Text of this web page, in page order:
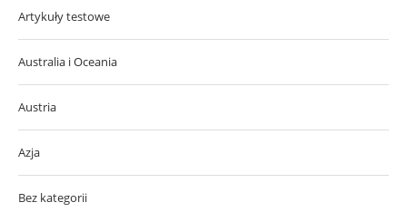
Artykuły testowe
Australia i Oceania
Austria
Azja
Bez kategorii